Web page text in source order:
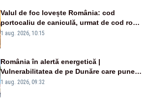
Valul de foc lovește România: cod
portocaliu de caniculă, urmat de cod roșu
duminică. Temperaturile urcă spre 40°C
1 aug. 2026, 10:15
România în alertă energetică |
Vulnerabilitatea de pe Dunăre care pune
în pericol Centrala Cernavodă era
1 aug. 2026, 09:32